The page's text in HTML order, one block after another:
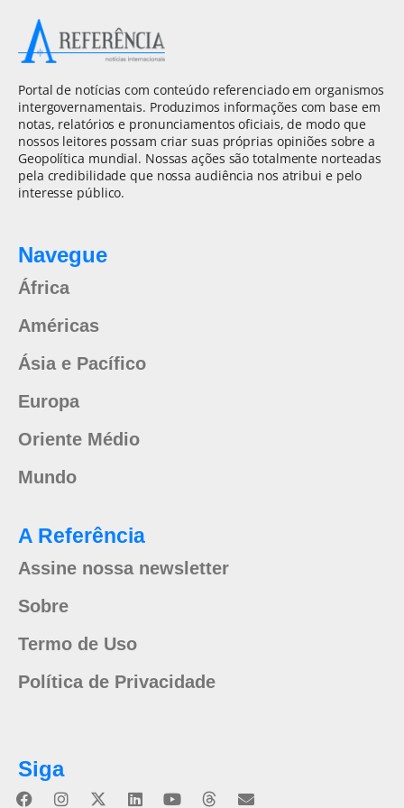
Portal de notícias com conteúdo referenciado em organismos
intergovernamentais. Produzimos informações com base em
notas, relatórios e pronunciamentos oficiais, de modo que
nossos leitores possam criar suas próprias opiniões sobre a
Geopolítica mundial. Nossas ações são totalmente norteadas
pela credibilidade que nossa audiência nos atribui e pelo
interesse público.
Navegue
África
Américas
Ásia e Pacífico
Europa
Oriente Médio
Mundo
A Referência
Assine nossa newsletter
Sobre
Termo de Uso
Política de Privacidade
Siga